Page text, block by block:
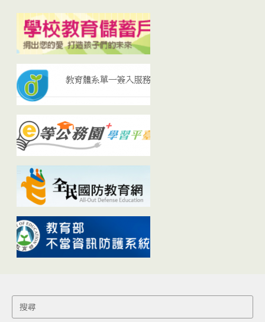
Search
for: